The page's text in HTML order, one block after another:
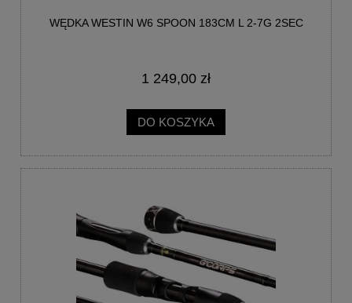
WĘDKA WESTIN W6 SPOON 183CM L 2-7G 2SEC
1 249,00 zł
DO KOSZYKA